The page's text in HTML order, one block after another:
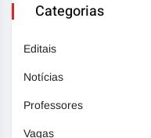
Categorias
Editais
Notícias
Professores
Vagas